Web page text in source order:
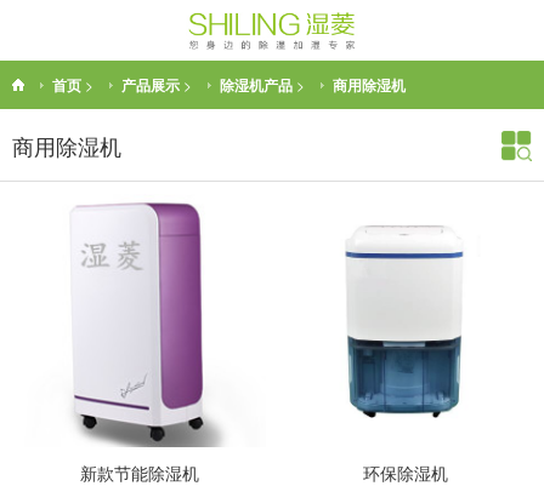
首页 > 产品展示 > 除湿机产品 > 商用除湿机
商用除湿机
新款节能除湿机
环保除湿机